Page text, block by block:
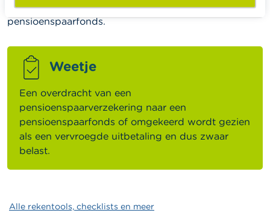
pensioenspaarverzekering, het andere jaar in het
pensioenspaarfonds.
Weetje
Een overdracht van een
pensioenspaarverzekering naar een
pensioenspaarfonds of omgekeerd wordt gezien
als een vervroegde uitbetaling en dus zwaar
belast.
Alle rekentools, checklists en meer